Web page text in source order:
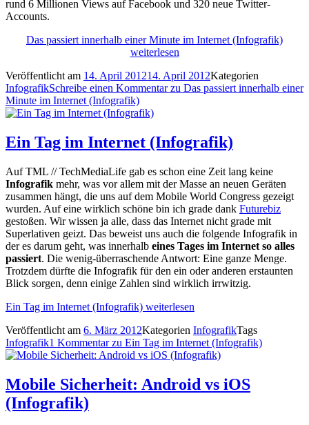
rund 6 Millionen Views auf Facebook und 320 neue Twitter-
Accounts.
Das passiert innerhalb einer Minute im Internet (Infografik)
weiterlesen
Veröffentlicht am 14. April 201214. April 2012Kategorien
InfografikSchreibe einen Kommentarzu Das passiert innerhalb einer
Minute im Internet (Infografik)
Ein Tag im Internet (Infografik)
Auf TML // TechMediaLife gab es schon eine Zeit lang keine
Infografik mehr, was vor allem mit der Masse an neuen Geräten
zusammen hängt, die uns auf dem Mobile World Congress gezeigt
wurden. Auf eine wirklich schöne bin ich grade dank Futurebiz
gestoßen. Wir wissen ja alle, dass das Internet nicht grade mit
Superlativen geizt. Das beweist uns auch die folgende Infografik in
der es darum geht, was innerhalb eines Tages im Internet so alles
passiert. Die wenig-überraschende Antwort: Eine ganze Menge.
Trotzdem dürfte die Infografik für den ein oder anderen erstaunten
Blick sorgen, denn einige Zahlen sind wirklich irrwitzig.
Ein Tag im Internet (Infografik) weiterlesen
Veröffentlicht am 6. März 2012Kategorien InfografikTags
Infografik1 Kommentarzu Ein Tag im Internet (Infografik)
Mobile Sicherheit: Android vs iOS
(Infografik)